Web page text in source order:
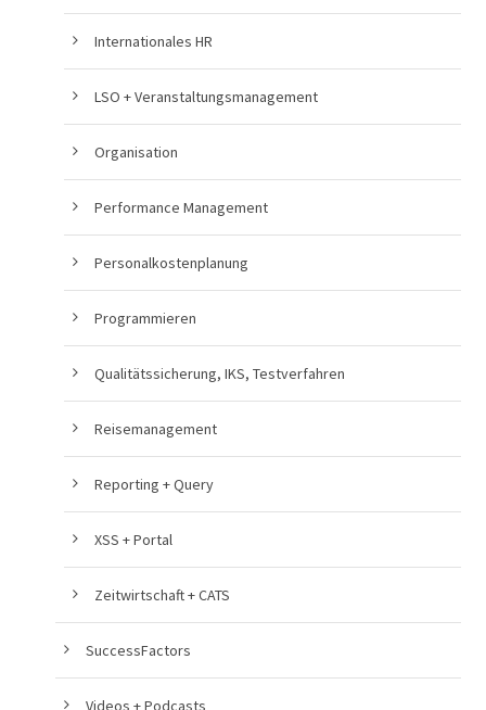
Internationales HR
LSO + Veranstaltungsmanagement
Organisation
Performance Management
Personalkostenplanung
Programmieren
Qualitätssicherung, IKS, Testverfahren
Reisemanagement
Reporting + Query
XSS + Portal
Zeitwirtschaft + CATS
SuccessFactors
Videos + Podcasts